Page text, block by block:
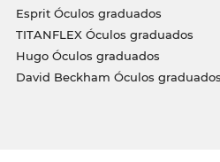
Esprit Óculos graduados
TITANFLEX Óculos graduados
Hugo Óculos graduados
David Beckham Óculos graduados